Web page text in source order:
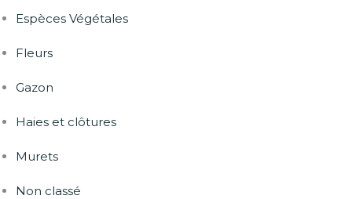
Espèces Végétales
Fleurs
Gazon
Haies et clôtures
Murets
Non classé